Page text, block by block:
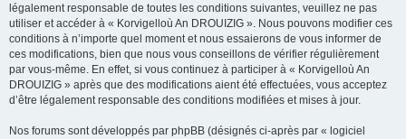
légalement responsable de toutes les conditions suivantes, veuillez ne pas
utiliser et accéder à « Korvigelloù An DROUIZIG ». Nous pouvons modifier ces
conditions à n’importe quel moment et nous essaierons de vous informer de
ces modifications, bien que nous vous conseillons de vérifier régulièrement
par vous-même. En effet, si vous continuez à participer à « Korvigelloù An
DROUIZIG » après que des modifications aient été effectuées, vous acceptez
d’être légalement responsable des conditions modifiées et mises à jour.
Nos forums sont développés par phpBB (désignés ci-après par « logiciel